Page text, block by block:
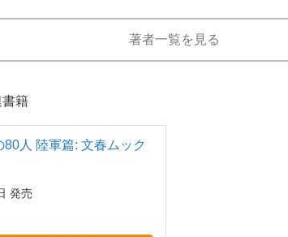
著者一覧を見る
籍
80人 陸軍篇: 文春ムック
発売